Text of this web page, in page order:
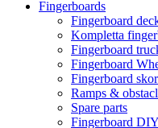
Fingerboards
Fingerboard
Kompletta
Fingerboard
Fingerboard
Fingerboard skor
Ramps &
Spare parts
Fingerboard